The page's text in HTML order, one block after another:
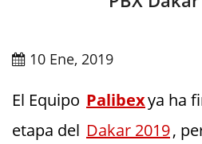
10 Ene, 2019
El Equipo Palibexya ha
etapa del Dakar 2019,